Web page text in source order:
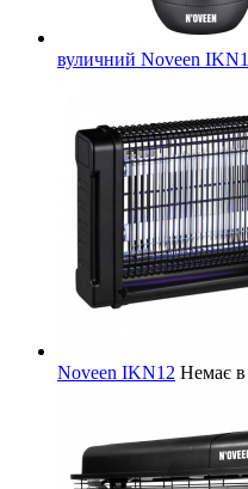
вуличний Noveen
Noveen IKN12 Немає в